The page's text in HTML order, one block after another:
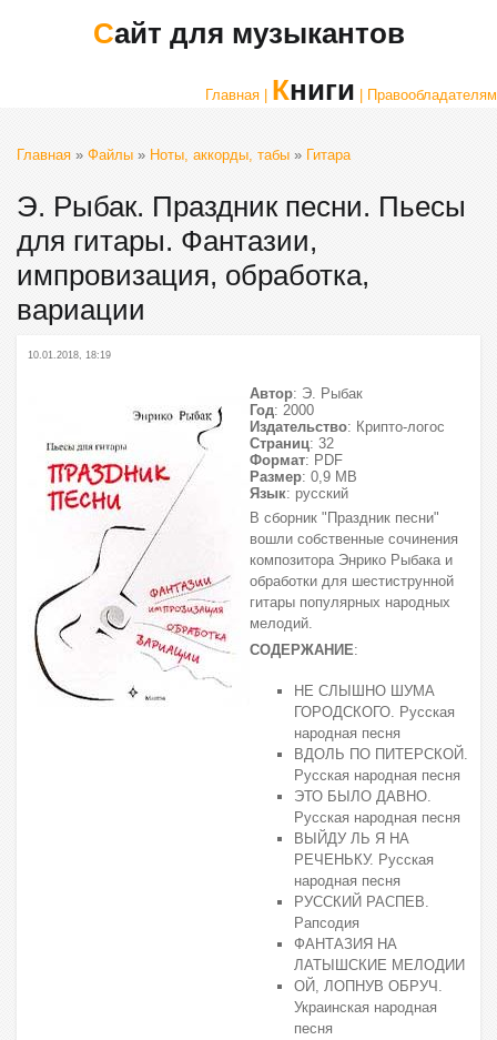
Сайт для музыкантов
Главная | Книги | Правообладателям
Главная » Файлы » Ноты, аккорды, табы » Гитара
Э. Рыбак. Праздник песни. Пьесы
для гитары. Фантазии,
импровизация, обработка,
вариации
10.01.2018, 18:19
Автор: Э. Рыбак
Год: 2000
Издательство: Крипто-логос
Страниц: 32
Формат: PDF
Размер: 0,9 МВ
Язык: русский
В сборник "Праздник песни"
вошли собственные сочинения
композитора Энрико Рыбака и
обработки для шестиструнной
гитары популярных народных
мелодий.
СОДЕРЖАНИЕ:
НЕ СЛЫШНО ШУМА
ГОРОДСКОГО. Русская
народная песня
ВДОЛЬ ПО ПИТЕРСКОЙ.
Русская народная песня
ЭТО БЫЛО ДАВНО.
Русская народная песня
ВЫЙДУ ЛЬ Я НА
РЕЧЕНЬКУ. Русская
народная песня
РУССКИЙ РАСПЕВ.
Рапсодия
ФАНТАЗИЯ НА
ЛАТЫШСКИЕ МЕЛОДИИ
ОЙ, ЛОПНУВ ОБРУЧ.
Украинская народная
песня